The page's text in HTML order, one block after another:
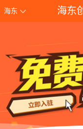
海东 海东